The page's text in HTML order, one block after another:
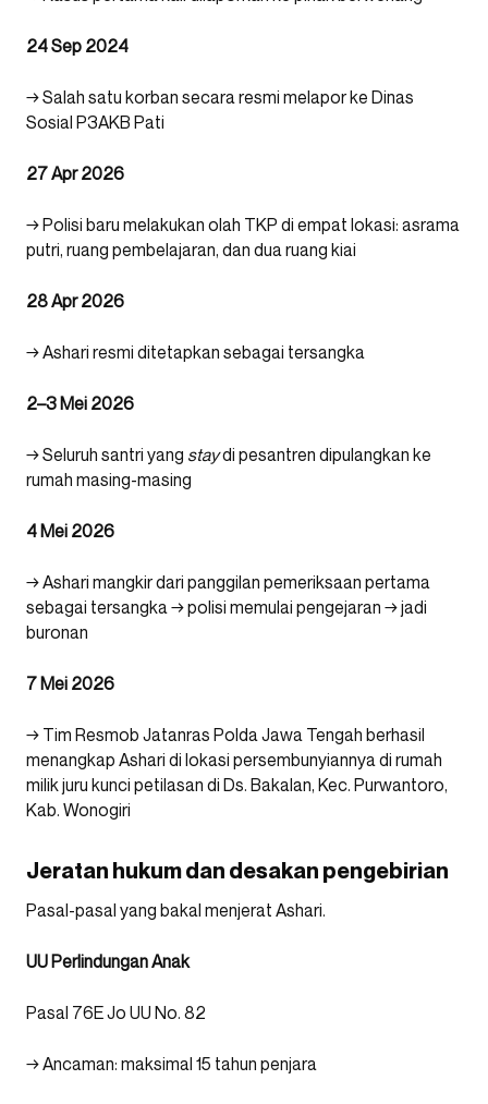
24 Sep 2024
→ Salah satu korban secara resmi melapor ke Dinas
Sosial P3AKB Pati
27 Apr 2026
→ Polisi baru melakukan olah TKP di empat lokasi: asrama
putri, ruang pembelajaran, dan dua ruang kiai
28 Apr 2026
→ Ashari resmi ditetapkan sebagai tersangka
2–3 Mei 2026
→ Seluruh santri yang staydi pesantren dipulangkan ke
rumah masing-masing
4 Mei 2026
→ Ashari mangkir dari panggilan pemeriksaan pertama
sebagai tersangka → polisi memulai pengejaran → jadi
buronan
7 Mei 2026
→ Tim Resmob Jatanras Polda Jawa Tengah berhasil
menangkap Ashari di lokasi persembunyiannya di rumah
milik juru kunci petilasan di Ds. Bakalan, Kec. Purwantoro,
Kab. Wonogiri
Jeratan hukum dan desakan pengebirian
Pasal-pasal yang bakal menjerat Ashari.
UU Perlindungan Anak
Pasal 76E Jo UU No. 82
→ Ancaman: maksimal 15 tahun penjara